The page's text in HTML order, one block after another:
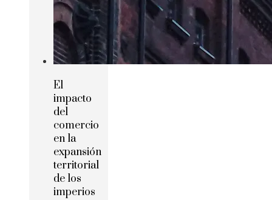
El
impacto
del
comercio
en la
expansión
territorial
de los
imperios